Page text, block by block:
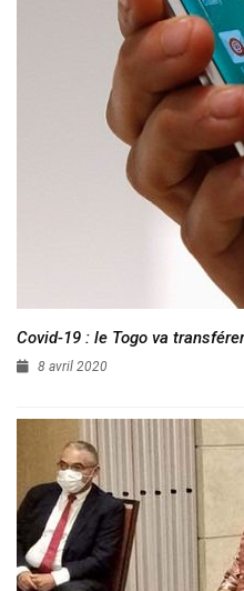
Covid-19 : le Togo va
8 avril 2020